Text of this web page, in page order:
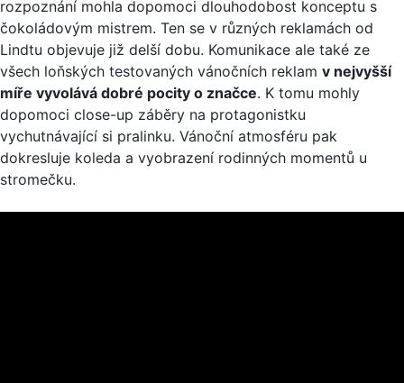
rozpoznání mohla dopomoci dlouhodobost konceptu s
čokoládovým mistrem. Ten se v různých reklamách od
Lindtu objevuje již delší dobu. Komunikace ale také ze
všech loňských testovaných vánočních reklam v nejvyšší
míře vyvolává dobré pocity o značce. K tomu mohly
dopomoci close-up záběry na protagonistku
vychutnávající si pralinku. Vánoční atmosféru pak
dokresluje koleda a vyobrazení rodinných momentů u
stromečku.